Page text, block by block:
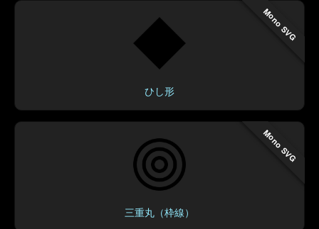
Mono SVG
ひし形
Mono SVG
三重丸（枠線）